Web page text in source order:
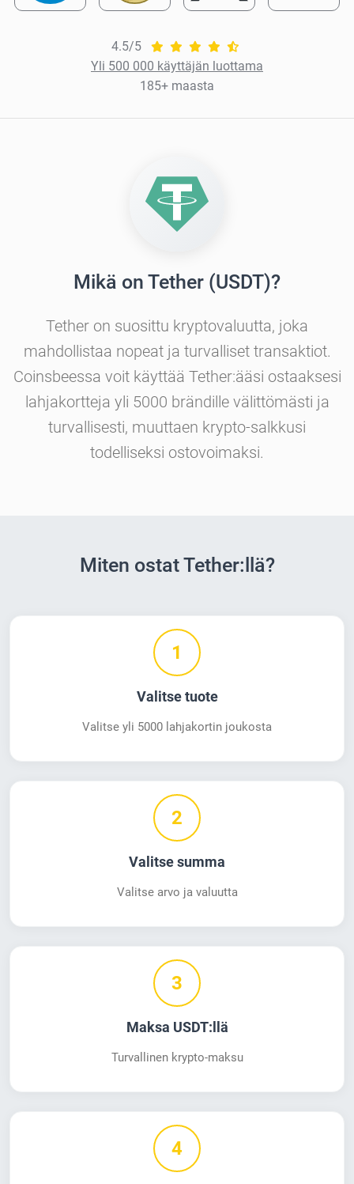
4.5/5
Yli 500 000 käyttäjän luottama
185+ maasta
Mikä on Tether (USDT)?
Tether on suosittu kryptovaluutta, joka
mahdollistaa nopeat ja turvalliset transaktiot.
Coinsbeessa voit käyttää Tether:ääsi ostaaksesi
lahjakortteja yli 5000 brändille välittömästi ja
turvallisesti, muuttaen krypto-salkkusi
todelliseksi ostovoimaksi.
Miten ostat Tether:llä?
1
Valitse tuote
Valitse yli 5000 lahjakortin joukosta
2
Valitse summa
Valitse arvo ja valuutta
3
Maksa USDT:llä
Turvallinen krypto-maksu
4